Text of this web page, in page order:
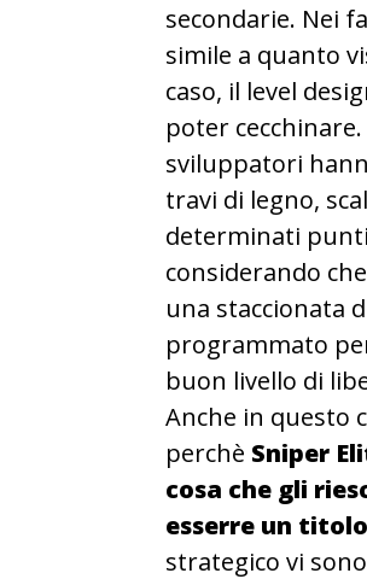
secondarie. Nei
simile a quanto
caso, il level
poter
sviluppatori
travi di legno,
determinati
considerando
una staccionata
programmato
buon livello di
Anche in questo
perchè Sniper
cosa che gli
esserre un
strategico vi